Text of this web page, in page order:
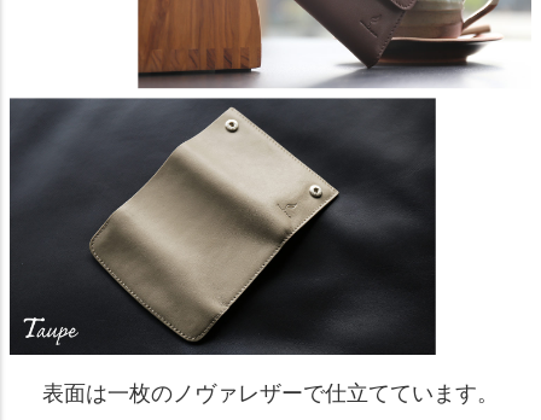
表面は一枚のノヴァレザーで仕立てています。